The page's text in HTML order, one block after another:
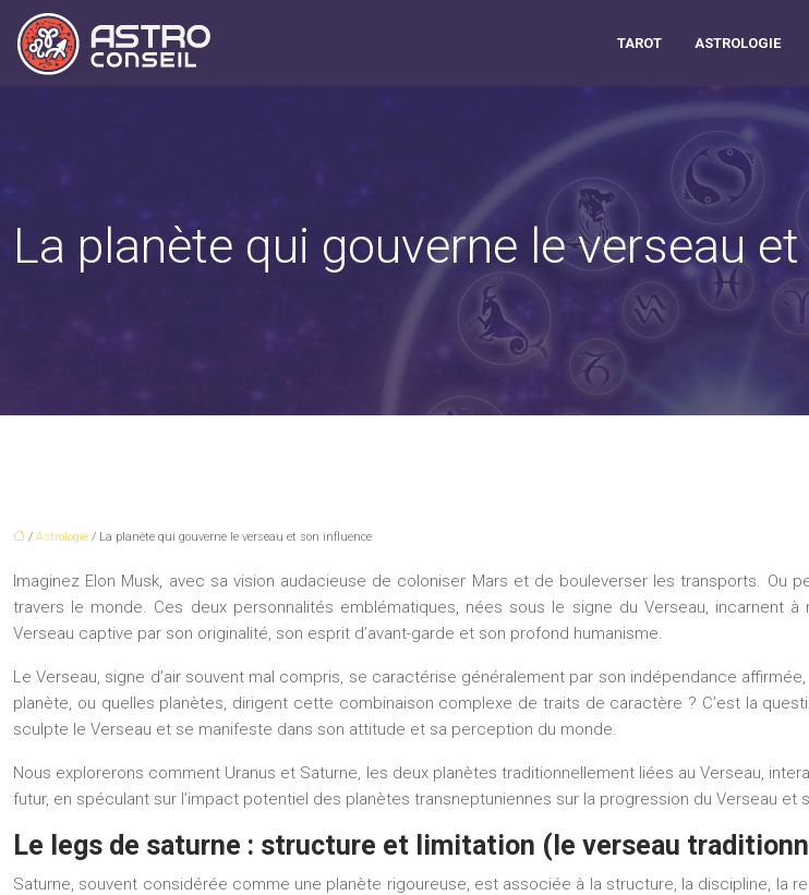
TAROT ASTROLOGIE
La planète qui gouverne le verseau
/ Astrologie / La planète qui gouverne le verseau et son influence
Imaginez Elon Musk, avec sa vision audacieuse de coloniser Mars et de bouleverser les transports. Ou
travers le monde. Ces deux personnalités emblématiques, nées sous le signe du Verseau, incarnent
Verseau captive par son originalité, son esprit d’avant-garde et son profond humanisme.
Le Verseau, signe d’air souvent mal compris, se caractérise généralement par son indépendance
planète, ou quelles planètes, dirigent cette combinaison complexe de traits de caractère ? C’est la
sculpte le Verseau et se manifeste dans son attitude et sa perception du monde.
Nous explorerons comment Uranus et Saturne, les deux planètes traditionnellement liées au Verseau,
futur, en spéculant sur l’impact potentiel des planètes transneptuniennes sur la progression du Verseau et
Le legs de saturne : structure et limitation (le verseau
Saturne, souvent considérée comme une planète rigoureuse, est associée à la structure, la discipline,